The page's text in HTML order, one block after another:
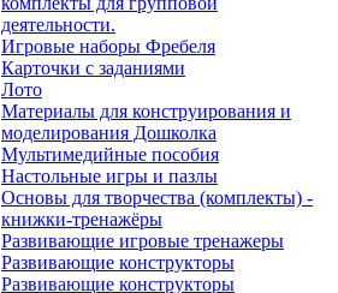
деятельности.
Игровые наборы Фребеля
Карточки с заданиями
Лото
Материалы для конструирования и
моделирования Дошколка
Мультимедийные пособия
Настольные игры и пазлы
Основы для творчества (комплекты) -
книжки-тренажёры
Развивающие игровые тренажеры
Развивающие конструкторы
Развивающие конструкторы